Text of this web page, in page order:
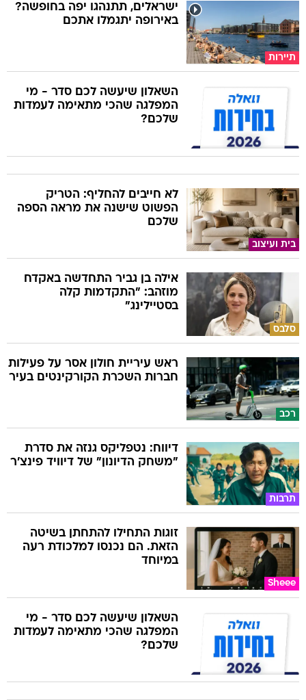
תיירות
ישראלים, תתנהגו יפה בחופשה?
באירופה יתגמלו אתכם
השאלון שיעשה לכם סדר - מי
המפלגה שהכי מתאימה לעמדות
שלכם?
בית ועיצוב
לא חייבים להחליף: הטריק
הפשוט שישנה את מראה הספה
שלכם
סלבס
אילה בן גביר התחדשה באקדח
מוזהב: "התקדמות קלה
בסטיילינג"
רכב
ראש עיריית חולון אסר על פעילות
חברות השכרת הקורקינטים בעיר
תרבות
דיווח: נטפליקס גנזה את סדרת
"משחק הדיונון" של דיוויד פינצ'ר
Sheee
זוגות התחילו להתחתן בשיטה
הזאת. הם נכנסו למלכודת רעה
במיוחד
השאלון שיעשה לכם סדר - מי
המפלגה שהכי מתאימה לעמדות
שלכם?